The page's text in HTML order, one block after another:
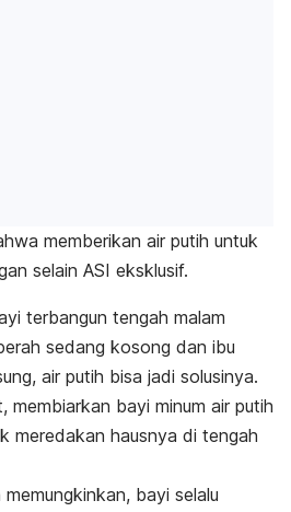
memberikan air putih untuk
selain ASI eksklusif.
terbangun tengah malam
sedang kosong dan ibu
air putih bisa jadi solusinya.
membiarkan bayi minum air putih
meredakan hausnya di tengah
bayi selalu